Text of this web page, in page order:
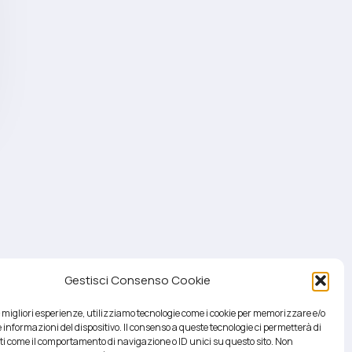
Gestisci Consenso Cookie
migliori esperienze, utilizziamo tecnologie come i cookie per memorizzare e/o
informazioni del dispositivo. Il consenso a queste tecnologie ci permetterà di
come il comportamento di navigazione o ID unici su questo sito. Non